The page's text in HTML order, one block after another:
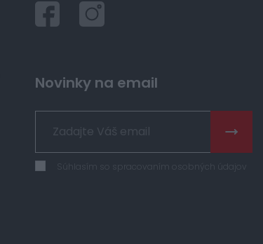
Novinky na email
Súhlasím so spracovaním osobných údajov